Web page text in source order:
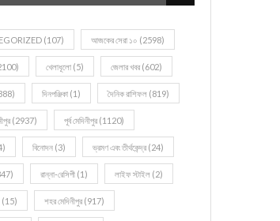
(107) আজকের সেরা ১০ (2598)
খেলাধূলো (5) জেলার খবর (602)
দিনপঞ্জিকা (1) দৈনিক রাশিফল (819)
(2937) পূর্ব মেদিনীপুর (1120)
বিনোদন (3) ভ্রমণ এবং তীর্থকেন্দ্র (24)
রান্না-রেসিপী (1) লাইফ স্টাইল (2)
(15) শহর মেদিনীপুর (917)